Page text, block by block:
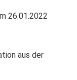
26.01.2022
aus der